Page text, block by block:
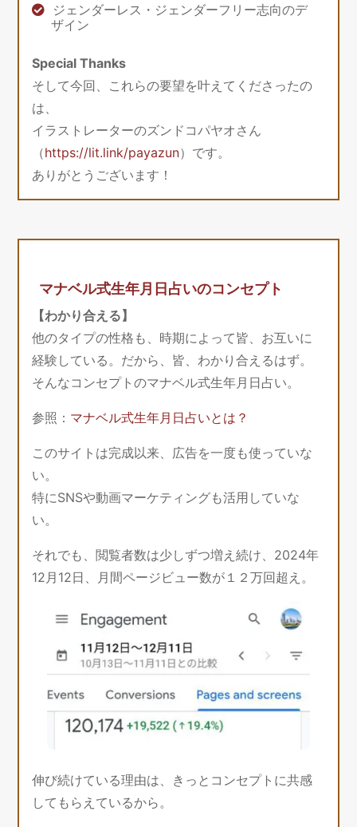
ジェンダーレス・ジェンダーフリー志向のデ
ザイン
Special Thanks
そして今回、これらの要望を叶えてくださったの
は、
イラストレーターのズンドコパヤオさん
（https://lit.link/payazun）です。
ありがとうございます！
マナベル式生年月日占いのコンセプト
【わかり合える】
他のタイプの性格も、時期によって皆、お互いに
経験している。だから、皆、わかり合えるはず。
そんなコンセプトのマナベル式生年月日占い。
参照： マナベル式生年月日占いとは？
このサイトは完成以来、広告を一度も使っていな
い。
特にSNSや動画マーケティングも活用していな
い。
それでも、閲覧者数は少しずつ増え続け、2024年
12月12日、月間ページビュー数が１２万回超え。
伸び続けている理由は、きっとコンセプトに共感
してもらえているから。